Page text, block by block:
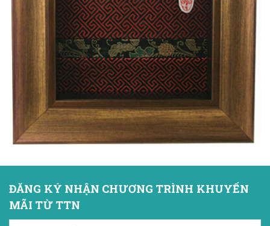
ĐĂNG KÝ NHẬN CHƯƠNG TRÌNH KHUYẾN
MÃI TỪ TTN